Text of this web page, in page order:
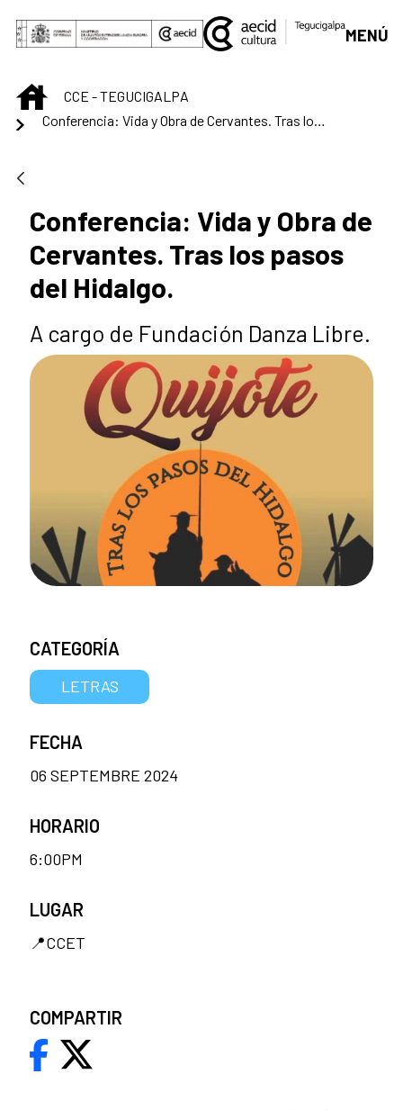
Saut au contenu principal
MENÚ
INICIOCCE - TEGUCIGALPA
Conferencia: Vida y Obra de Cervantes. Tras los pasos del Hidalgo.
Conferencia: Vida y Obra de
Cervantes. Tras los pasos
del Hidalgo.
A cargo de Fundación Danza Libre.
CATEGORÍA
LETRAS
FECHA
06 SEPTEMBRE 2024
HORARIO
6:00PM
LUGAR
📍CCET
COMPARTIR